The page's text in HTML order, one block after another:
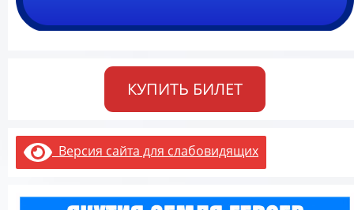
КУПИТЬ БИЛЕТ
Версия сайта для слабовидящих